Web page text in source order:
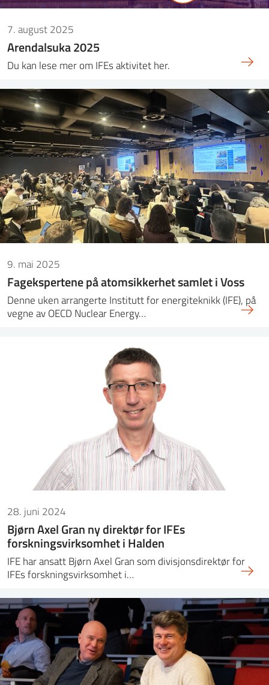
7. august 2025
Arendalsuka 2025
Du kan lese mer om IFEs aktivitet her.
9. mai 2025
Fagekspertene på atomsikkerhet samlet i Voss
Denne uken arrangerte Institutt for energiteknikk (IFE), på
vegne av OECD Nuclear Energy…
28. juni 2024
Bjørn Axel Gran ny direktør for IFEs
forskningsvirksomhet i Halden
IFE har ansatt Bjørn Axel Gran som divisjonsdirektør for
IFEs forskningsvirksomhet i…